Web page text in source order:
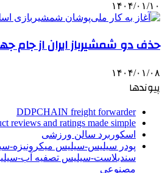
۱۴۰۴/۰۱/۱۰
حذف دو شمشیرباز ایران از جام
۱۴۰۴/۰۱/۰۸
پیوندها
DDPCHAIN freight forwarder
reviews and ratings made simple
اسکوربرد سالن ورزشی
پودر سیلیس-سیلیس میکرونیزه-
سندبلاست-سیلیس تصفیه آب-
مصنوعی